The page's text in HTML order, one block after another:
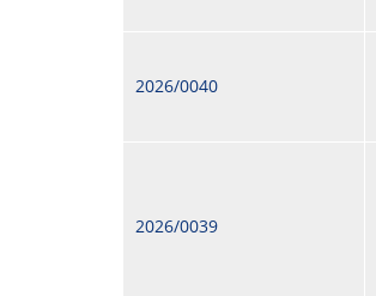
2026/0040
2026/0039